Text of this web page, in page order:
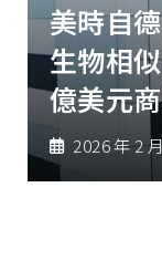
美時自
生物相
億美元
2026 年 2